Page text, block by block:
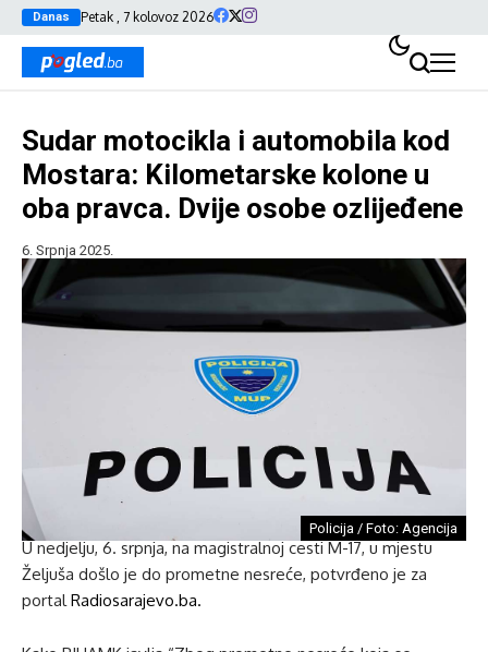
Danas Petak , 7 kolovoz 2026
Sudar motocikla i automobila kod
Mostara: Kilometarske kolone u
oba pravca. Dvije osobe ozlijeđene
6. Srpnja 2025.
Policija / Foto: Agencija
U nedjelju, 6. srpnja, na magistralnoj cesti M-17, u mjestu
Željuša došlo je do prometne nesreće, potvrđeno je za
portalRadiosarajevo.ba.